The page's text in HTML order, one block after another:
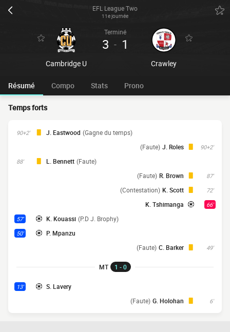
EFL League Two
11e journée
Cambridge U
Terminé
3 - 1
Crawley
Résumé Compo Stats Prono
Temps forts
90+2' J. Eastwood (Gagne du temps)
90+2'
J. Roles
(Faute)
88' L. Bennett (Faute)
87'
R. Brown
(Faute)
72'
K. Scott
(Contestation)
66'
K. Tshimanga
57' K. Kouassi (P.D J. Brophy)
50' P. Mpanzu
49'
C. Barker
(Faute)
MT 1 - 0
13' S. Lavery
6'
G. Holohan
(Faute)